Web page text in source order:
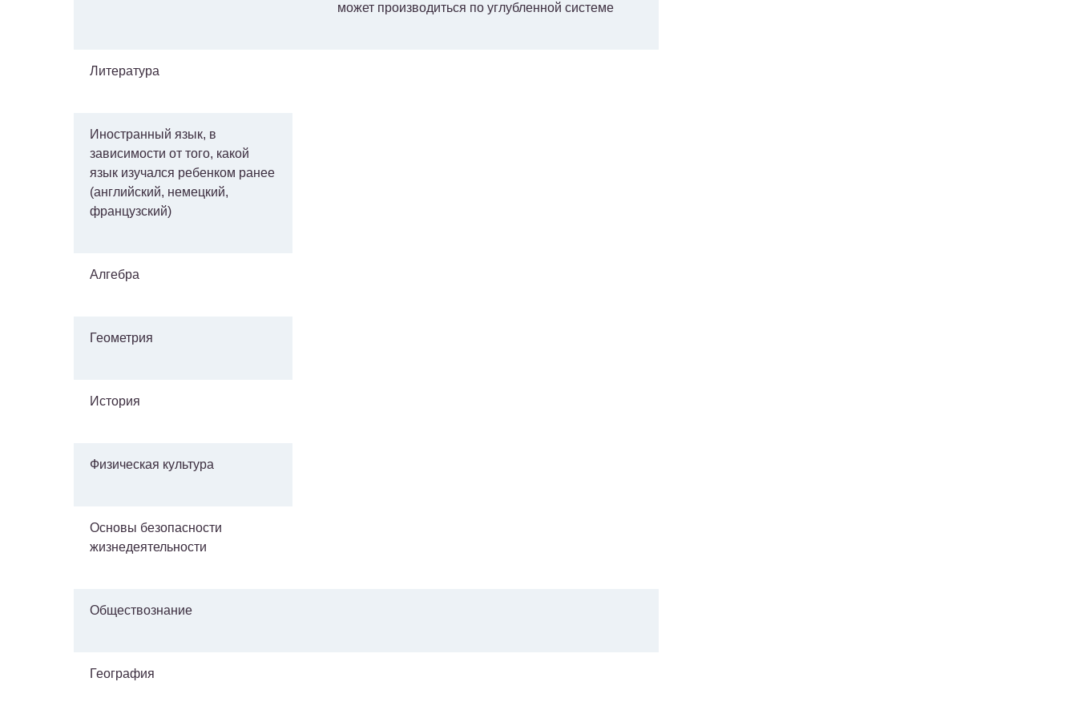
может производиться по углубленной системе
Литература
Иностранный язык, в
зависимости от того, какой
язык изучался ребенком ранее
(английский, немецкий,
французский)
Алгебра
Геометрия
История
Физическая культура
Основы безопасности
жизнедеятельности
Обществознание
География